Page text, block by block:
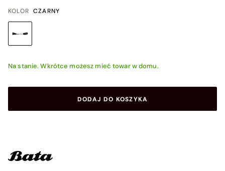
KOLOR CZARNY
Na stanie. Wkrótce możesz mieć towar w domu.
DODAJ DO KOSZYKA